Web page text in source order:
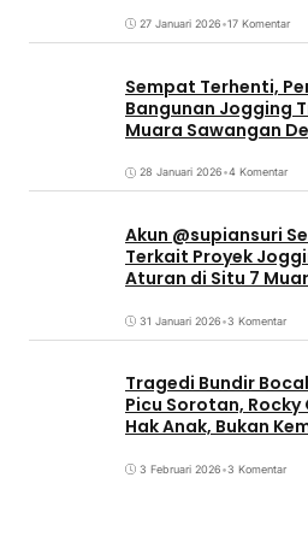
27 Januari 2026•17 Komentar
Sempat Terhenti,
Bangunan Jogging
Muara Sawangan
28 Januari 2026•4 Komentar
Akun @supiansuri
Terkait Proyek
Aturan di Situ 7
31 Januari 2026•3 Komentar
Tragedi Bundir
Picu Sorotan, Rocky
Hak Anak, Bukan
3 Februari 2026•3 Komentar